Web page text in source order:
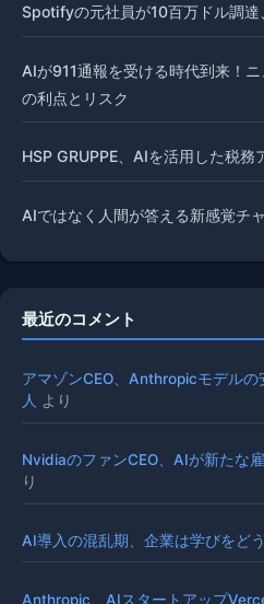
Spotifyの元社員が10百万ドル調
AIが911通報を受ける時代到来！
の利点とリスク
HSP GRUPPE、AIを活用した税務
AIではなく人間が答える新感覚チ
最近のコメント
アマゾンCEO、Anthropicモデルの
人 より
NvidiaのファンCEO、AIが新たな
り
AI導入の混乱期、企業は学びをど
Anthropic、AIスタートアップ